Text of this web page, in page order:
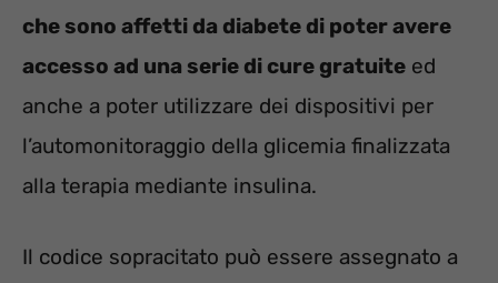
che sono affetti da diabete di poter avere
accesso ad una serie di cure gratuite ed
anche a poter utilizzare dei dispositivi per
l’automonitoraggio della glicemia finalizzata
alla terapia mediante insulina.
Il codice sopracitato può essere assegnato a